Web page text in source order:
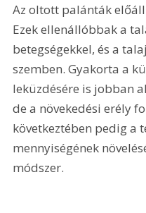
Az oltott palánták
Ezek ellenállóbbak a
betegségekkel, és a
szemben. Gyakorta a
leküzdésére is jobban
de a növekedési erély
következtében pedig a
mennyiségének
módszer.